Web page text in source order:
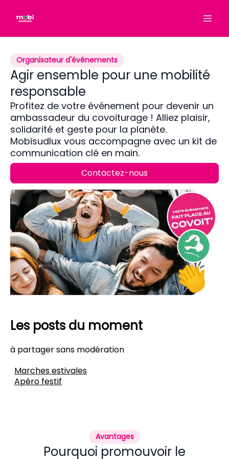
Organisateur d'événements
Agir ensemble pour une mobilité
responsable
Profitez de votre événement pour devenir un
ambassadeur du covoiturage ! Alliez plaisir,
solidarité et geste pour la planète.
Mobisudlux vous accompagne avec un kit de
communication clé en main.
Contactez-nous
Les posts du moment
à partager sans modération
Marches estivales
Apéro festif
Avantages
Pourquoi promouvoir le